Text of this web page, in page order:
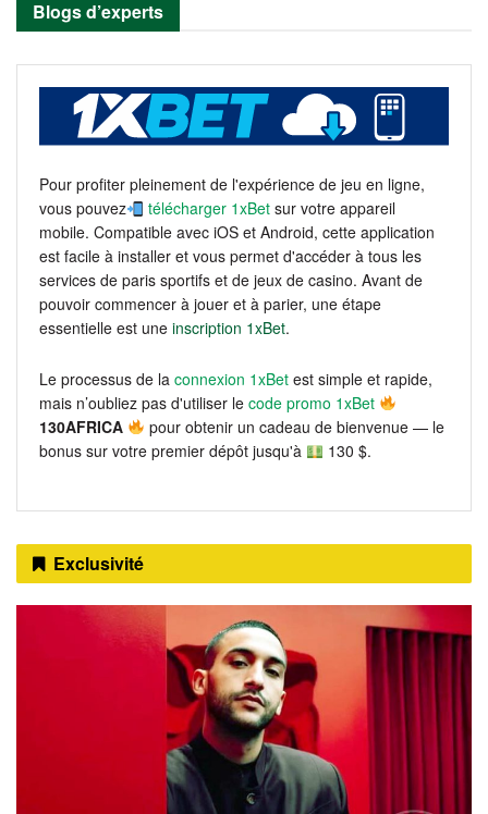
Blogs d’experts
Pour profiter pleinement de l'expérience de jeu en ligne,
vous pouvez
télécharger 1xBet sur votre appareil
mobile. Compatible avec iOS et Android, cette application
est facile à installer et vous permet d'accéder à tous les
services de paris sportifs et de jeux de casino. Avant de
pouvoir commencer à jouer et à parier, une étape
essentielle est une inscription 1xBet.
Le processus de la connexion 1xBet est simple et rapide,
mais n’oubliez pas d'utiliser le code promo 1xBet
130AFRICA
pour obtenir un cadeau de bienvenue — le
bonus sur votre premier dépôt jusqu'à
130 $.
Exclusivité